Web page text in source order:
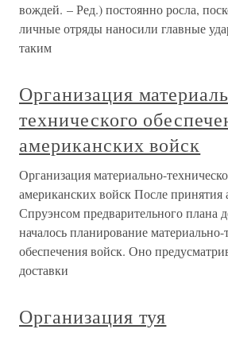
вождей. – Ред.) постоянно росла,
личные отряды наносили главные
таким
Организация
технического
американских войск
Организация материально-
американских войск После принятия
Спруэнсом предварительного плана
началось планирование материально-
обеспечения войск. Оно
доставки
Организация туя